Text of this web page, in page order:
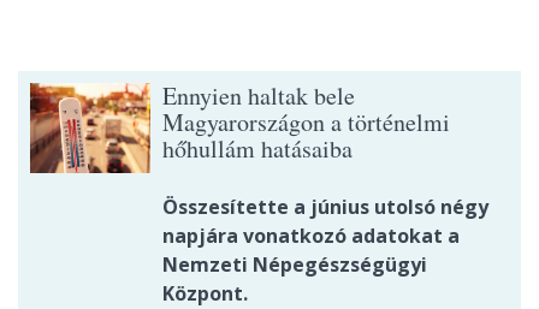
Ennyien haltak bele
Magyarországon a történelmi
hőhullám hatásaiba
Összesítette a június utolsó négy
napjára vonatkozó adatokat a
Nemzeti Népegészségügyi
Központ.